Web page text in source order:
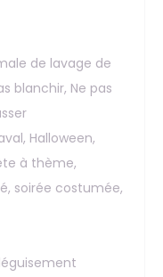
de lavage de
blanchir, Ne pas
Halloween,
à thème,
soirée costumée,